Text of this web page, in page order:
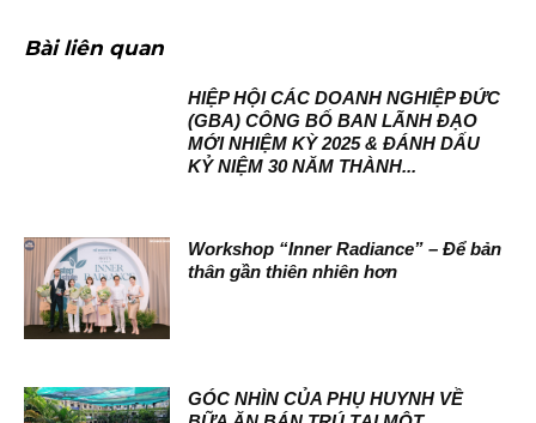
Bài liên quan
HIỆP HỘI CÁC DOANH NGHIỆP ĐỨC
(GBA) CÔNG BỐ BAN LÃNH ĐẠO
MỚI NHIỆM KỲ 2025 & ĐÁNH DẤU
KỶ NIỆM 30 NĂM THÀNH...
Workshop “Inner Radiance” – Để bản
thân gần thiên nhiên hơn
GÓC NHÌN CỦA PHỤ HUYNH VỀ